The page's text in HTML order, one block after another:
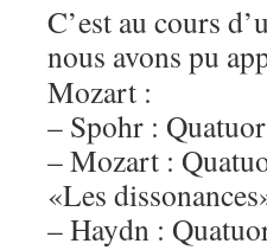
C’est au cours
nous avons pu
Mozart :
– Spohr :
– Mozart :
«Les
– Haydn :